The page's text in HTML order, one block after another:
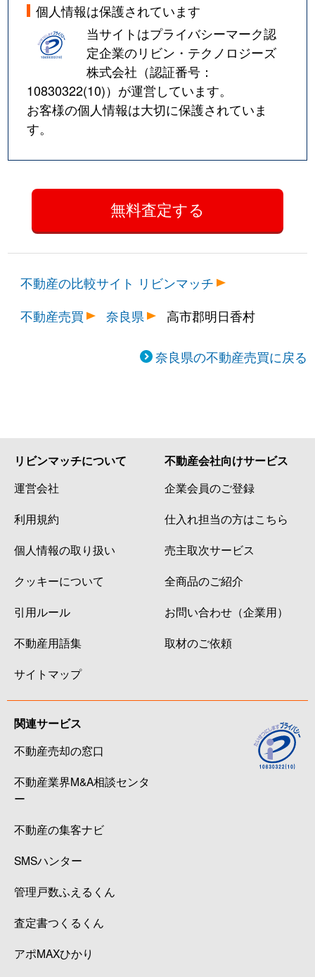
個人情報は保護されています
当サイトはプライバシーマーク認
定企業のリビン・テクノロジーズ
株式会社（認証番号：
10830322(10)）が運営しています。
お客様の個人情報は大切に保護されていま
す。
不動産の比較サイト リビンマッチ
不動産売買
奈良県 高市郡明日香村
奈良県の不動産売買に戻る
リビンマッチについて
運営会社
利用規約
個人情報の取り扱い
クッキーについて
引用ルール
不動産用語集
サイトマップ
不動産会社向けサービス
企業会員のご登録
仕入れ担当の方はこちら
売主取次サービス
全商品のご紹介
お問い合わせ（企業用）
取材のご依頼
関連サービス
不動産売却の窓口
不動産業界M&A相談センタ
ー
不動産の集客ナビ
SMSハンター
管理戸数ふえるくん
査定書つくるくん
アポMAXひかり